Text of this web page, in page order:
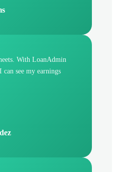
With LoanAdmin
see my earnings